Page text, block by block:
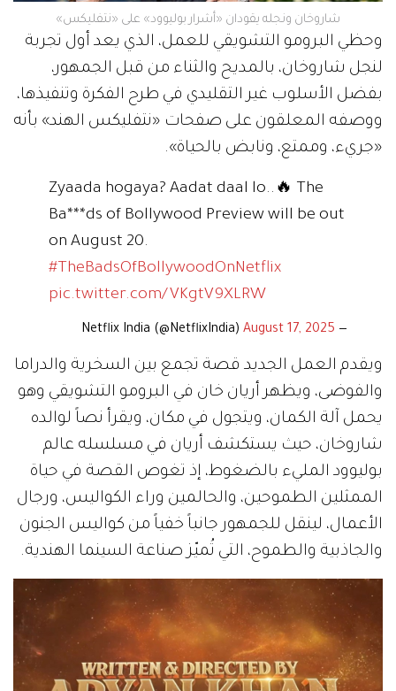
شاروخان ونجله يقودان «أشرار بوليوود» على «نتفليكس»
وحظي البرومو التشويقي للعمل، الذي يعد أول تجربة
لنجل شاروخان، بالمديح والثناء من قبل الجمهور،
بفضل الأسلوب غير التقليدي في طرح الفكرة وتنفيذها،
ووصفه المعلقون على صفحات «نتفليكس الهند» بأنه
«جريء، وممتع، ونابض بالحياة».
Zyaada hogaya? Aadat daal lo..🔥 The
Ba***ds of Bollywood Preview will be out
on August 20.
#TheBadsOfBollywoodOnNetflix
pic.twitter.com/VKgtV9XLRW
— Netflix India (@NetflixIndia)
August 17, 2025
ويقدم العمل الجديد قصة تجمع بين السخرية والدراما
والفوضى، ويظهر أريان خان في البرومو التشويقي وهو
يحمل آلة الكمان، ويتجول في مكان، ويقرأ نصاً لوالده
شاروخان، حيث يستكشف أريان في مسلسله عالم
بوليوود المليء بالضغوط، إذ تغوص القصة في حياة
الممثلين الطموحين، والحالمين وراء الكواليس، ورجال
الأعمال، لينقل للجمهور جانباً خفياً من كواليس الجنون
والجاذبية والطموح، التي تُميّز صناعة السينما الهندية.